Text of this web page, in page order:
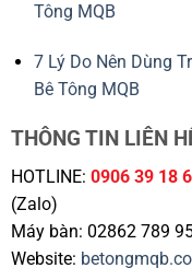
Tông MQB
7 Lý Do Nên Dùng
Bê Tông MQB
THÔNG TIN LIÊN
HOTLINE: 0906 39 18
(Zalo)
Máy bàn: 02862 789
Website: